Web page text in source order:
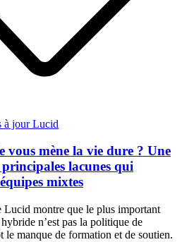
à jour Lucid
mène la vie dure ? Une
principales lacunes qui
mixtes
Lucid montre que le plus important
n’est pas la politique de
le manque de formation et de soutien.